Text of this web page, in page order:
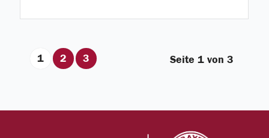
Seite 1 von 3
1 2 3